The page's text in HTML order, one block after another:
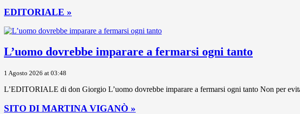
EDITORIALE »
L’uomo dovrebbe imparare a fermarsi ogni tanto
1 Agosto 2026 at 03:48
L’EDITORIALE di don Giorgio L’uomo dovrebbe imparare a fermarsi ogni tanto Non per
SITO DI MARTINA VIGANÒ »